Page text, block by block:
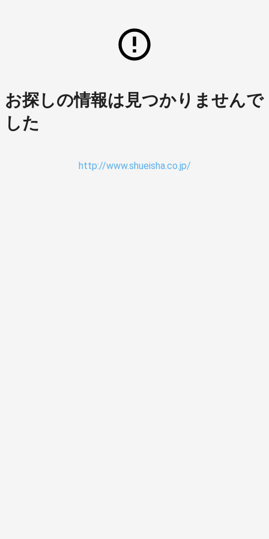
お探しの情報は見つかりませんで
した
http://www.shueisha.co.jp/